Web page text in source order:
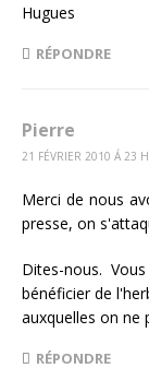
Hugues
RÉPONDRE
Pierre
21 FÉVRIER 2010 Á 23
Merci de nous
presse, on
Dites-nous.
bénéficier de
auxquelles on ne
RÉPONDRE